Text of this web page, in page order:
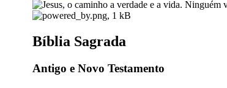
Bíblia Sagrada
Antigo e Novo Testamento